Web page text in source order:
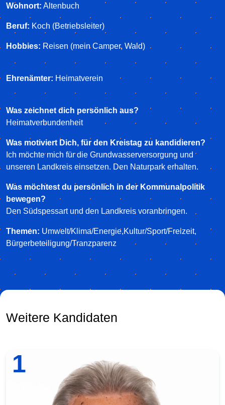
Wohnort: Altenbuch
Beruf: Koch (Betriebsleiter)
Hobbies: Reisen (mein Camper, Wald)
Ehrenämter: Heimatverein
Was zeichnet dich persönlich aus?
Heimatverbundenheit
Was motiviert Dich, für den Kreistag zu kandidieren?
Ich möchte mich für die Grundwasserversorgung und
unseren Landkreis einsetzen. Den Naturpark erhalten.
Was möchtest du persönlich in der Kommunalpolitik
bewegen?
Den Südspessart und den Landkreis voranbringen.
Themen: Umwelt/Klima/Energie,Kultur/Sport/Freizeit,
Bürgerbeteiligung/Tranzparenz
Weitere Kandidaten
1